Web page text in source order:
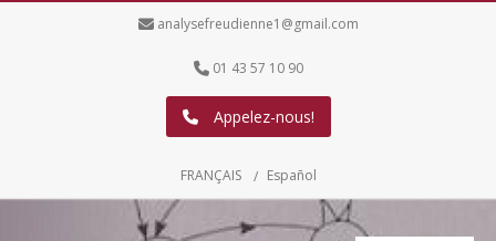
analysefreudienne1@gmail.com
01 43 57 10 90
Appelez-nous!
FRANÇAIS Español